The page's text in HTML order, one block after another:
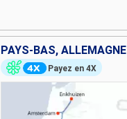
PAYS-BAS, ALLEMAGNE
Payez en 4X